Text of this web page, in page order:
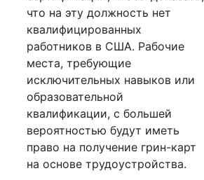
что на эту должность нет
квалифицированных
работников в США. Рабочие
места, требующие
исключительных навыков или
образовательной
квалификации, с большей
вероятностью будут иметь
право на получение грин-карт
на основе трудоустройства.